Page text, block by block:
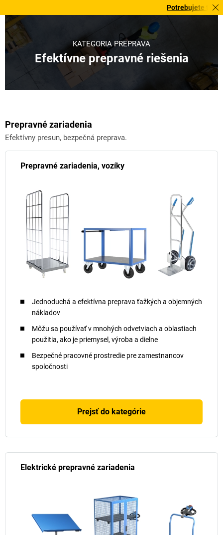
Potrebujete to
KATEGÓRIA PREPRAVA
Efektívne prepravné riešenia
Prepravné zariadenia
Efektívny presun, bezpečná preprava.
Prepravné zariadenia, vozíky
Jednoduchá a efektívna preprava ťažkých a objemných
nákladov
Môžu sa používať v mnohých odvetviach a oblastiach
použitia, ako je priemysel, výroba a dielne
Bezpečné pracovné prostredie pre zamestnancov
spoločnosti
Prejsť do kategórie
Elektrické prepravné zariadenia